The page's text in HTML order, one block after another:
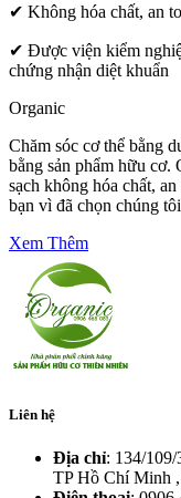
✔ Không hóa chất, an
✔ Được viện kiểm
chứng nhận diệt khuẩn
Organic
Chăm sóc cơ thể bằng
bằng sản phẩm hữu cơ.
sạch không hóa chất,
bạn vì đã chọn chúng
Xem Thêm
Liên hệ
Địa chỉ: 134/
TP Hồ Chí Minh